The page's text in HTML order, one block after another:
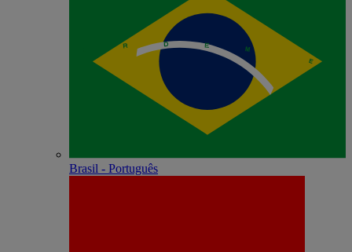
Brasil - Português